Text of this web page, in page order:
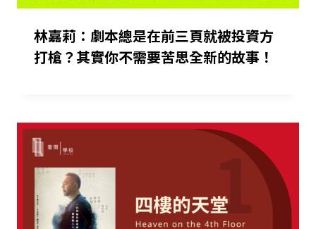
林嘉莉：劇本總是在前三頁就被投資方
打槍？其實你不需要苦思全新的故事！